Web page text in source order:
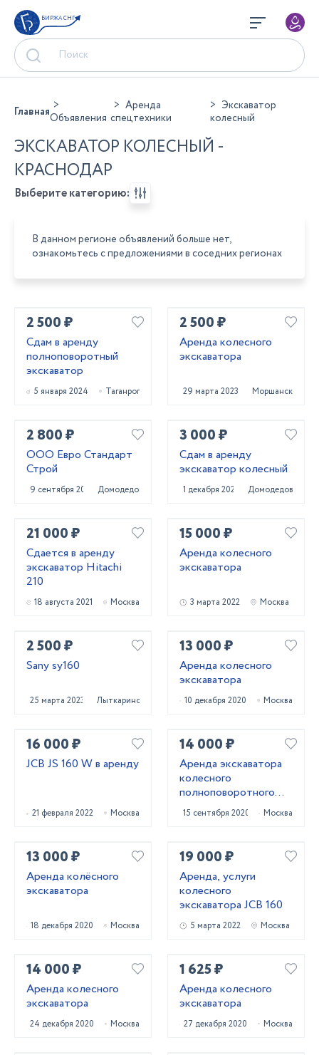
БИРЖА СНГ
ГлавнаяОбъявления
Аренда
спецтехники
Экскаватор
колесный
ЭКСКАВАТОР КОЛЕСНЫЙ -
КРАСНОДАР
Выберите категорию:
В данном регионе объявлений больше нет,
ознакомьтесь с предложениями в соседних регионах
2 500 ₽
Сдам в аренду
полноповоротный
экскаватор
5 января 2024 Таганрог
2 500 ₽
Аренда колесного
экскаватора
29 марта 2023 Моршанск
2 800 ₽
ООО Евро Стандарт
Строй
9 сентября 2023 Домодедово
3 000 ₽
Сдам в аренду
экскаватор колесный
1 декабря 2023 Домодедово
21 000 ₽
Сдается в аренду
экскаватор Hitachi
210
18 августа 2021 Москва
15 000 ₽
Аренда колесного
экскаватора
3 марта 2022 Москва
2 500 ₽
Sany sy160
25 марта 2023 Лыткарино
13 000 ₽
Аренда колесного
экскаватора
10 декабря 2020 Москва
16 000 ₽
JCB JS 160 W в аренду
21 февраля 2022 Москва
14 000 ₽
Аренда экскаватора
колесного
полноповоротного
HYUNDAI R140W-9S
15 сентября 2020 Москва
13 000 ₽
Аренда колёсного
экскаватора
18 декабря 2020 Москва
19 000 ₽
Аренда, услуги
колесного
экскаватора JCB 160
5 марта 2022 Москва
14 000 ₽
Аренда колесного
экскаватора
24 декабря 2020 Москва
1 625 ₽
Аренда колесного
экскаватора
27 декабря 2020 Москва